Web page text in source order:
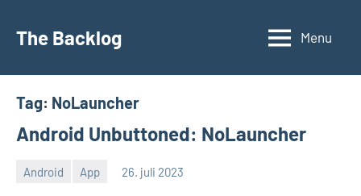
The Backlog Menu
Tag: NoLauncher
Android Unbuttoned: NoLauncher
Android App 26. juli 2023